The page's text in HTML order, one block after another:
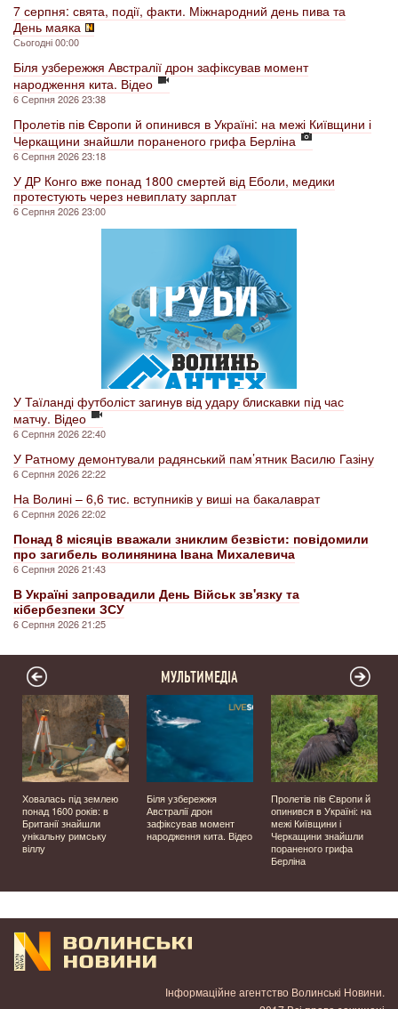
7 серпня: свята, події, факти. Міжнародний день пива та
День маяка
Сьогодні 00:00
Біля узбережжя Австралії дрон зафіксував момент
народження кита. Відео
6 Серпня 2026 23:38
Пролетів пів Європи й опинився в Україні: на межі Київщини і
Черкащини знайшли пораненого грифа Берліна
6 Серпня 2026 23:18
У ДР Конго вже понад 1800 смертей від Еболи, медики
протестують через невиплату зарплат
6 Серпня 2026 23:00
У Таїланді футболіст загинув від удару блискавки під час
матчу. Відео
6 Серпня 2026 22:40
У Ратному демонтували радянський пам’ятник Василю Газіну
6 Серпня 2026 22:22
На Волині – 6,6 тис. вступників у виші на бакалаврат
6 Серпня 2026 22:02
Понад 8 місяців вважали зниклим безвісти: повідомили
про загибель волинянина Івана Михалевича
6 Серпня 2026 21:43
В Україні запровадили День Військ зв'язку та
кібербезпеки ЗСУ
6 Серпня 2026 21:25
МУЛЬТИМЕДІА
Ховалась під землею
понад 1600 років: в
Британії знайшли
унікальну римську
віллу
Біля узбережжя
Австралії дрон
зафіксував момент
народження кита. Відео
Пролетів пів Європи й
опинився в Україні: на
межі Київщини і
Черкащини знайшли
пораненого грифа
Берліна
Інформаційне агентство Волинські Новини.